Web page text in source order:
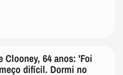
Clooney, 64 anos: 'Foi
difícil. Dormi no